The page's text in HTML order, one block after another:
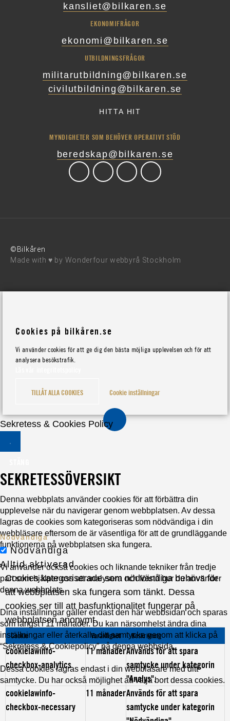
kansliet@bilkaren.se
EKONOMIFRÅGOR
ekonomi@bilkaren.se
UTBILDNINGSFRÅGOR
militarutbildning@bilkaren.se
civilutbildning@bilkaren.se
HITTA HIT
MYNDIGHETER SOM BEHÖVER OPERATIVT STÖD
beredskap@bilkaren.se
©Bilkåren
Made with ♥ by Wonderfour webbyrå Stockholm
Cookies på bilkåren.se
Vi använder cookies för att ge dig den bästa möjliga upplevelsen och för att
analysera besökstrafik.
TILLÅT ALLA COOKIES Cookie inställningar
Sekretess & Cookies Policy
SEKRETESSÖVERSIKT
Denna webbplats använder cookies för att förbättra din
upplevelse när du navigerar genom webbplatsen. Av dessa
lagras de cookies som kategoriseras som nödvändiga i din
webbläsare eftersom de är väsentliga för att de grundläggande
funktionerna på webbplatsen ska fungera.
Vi använder också cookies och liknande tekniker från tredje
part som hjälper oss att analysera och förstå hur du använder
denna webbplats.
Dina inställningar gäller endast den här webbsidan och sparas
som längst i 11 månader. Du kan närsomhelst ändra dina
inställningar eller återkalla ditt samtycke genom att klicka på
“Sekretess & Cookiepolicy” på denna webbsida.
Dessa cookies lagras endast i din webbläsare med ditt
samtycke. Du har också möjlighet att välja bort dessa cookies.
Nödvändiga
Nödvändiga
Alltid aktiverad
Cookies kategoriserade som nödvändiga behövs för
att webbplatsen ska fungera som tänkt. Dessa
cookies ser till att basfunktionalitet fungerar på
webbplatsen anonymt.
Cookie Varaktighet Beskrivning
cookielawinfo-
checkbox-analytics
11 månaderAnvänds för att spara
samtycke under kategorin
"Analys".
cookielawinfo-
checkbox-necessary
11 månaderAnvänds för att spara
samtycke under kategorin